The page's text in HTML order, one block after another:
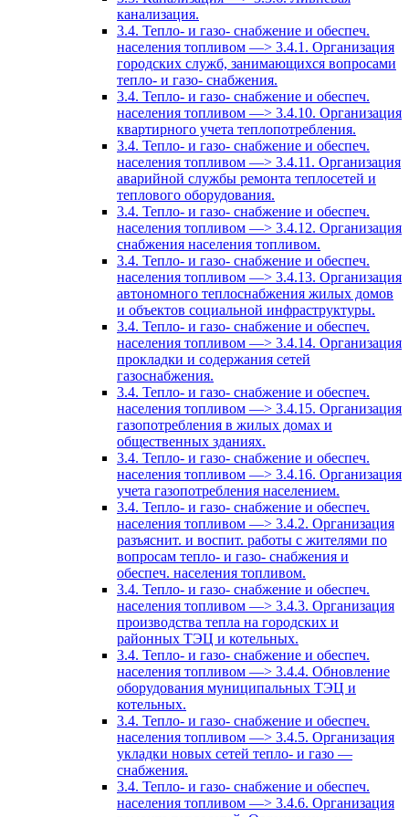
канализация.
3.4. Тепло- и газо- снабжение и обеспеч.
населения топливом —> 3.4.1. Организация
городских служб, занимающихся вопросами
тепло- и газо- снабжения.
3.4. Тепло- и газо- снабжение и обеспеч.
населения топливом —> 3.4.10. Организация
квартирного учета теплопотребления.
3.4. Тепло- и газо- снабжение и обеспеч.
населения топливом —> 3.4.11. Организация
аварийной службы ремонта теплосетей и
теплового оборудования.
3.4. Тепло- и газо- снабжение и обеспеч.
населения топливом —> 3.4.12. Организация
снабжения населения топливом.
3.4. Тепло- и газо- снабжение и обеспеч.
населения топливом —> 3.4.13. Организация
автономного теплоснабжения жилых домов
и объектов социальной инфраструктуры.
3.4. Тепло- и газо- снабжение и обеспеч.
населения топливом —> 3.4.14. Организация
прокладки и содержания сетей
газоснабжения.
3.4. Тепло- и газо- снабжение и обеспеч.
населения топливом —> 3.4.15. Организация
газопотребления в жилых домах и
общественных зданиях.
3.4. Тепло- и газо- снабжение и обеспеч.
населения топливом —> 3.4.16. Организация
учета газопотребления населением.
3.4. Тепло- и газо- снабжение и обеспеч.
населения топливом —> 3.4.2. Организация
разъяснит. и воспит. работы с жителями по
вопросам тепло- и газо- снабжения и
обеспеч. населения топливом.
3.4. Тепло- и газо- снабжение и обеспеч.
населения топливом —> 3.4.3. Организация
производства тепла на городских и
районных ТЭЦ и котельных.
3.4. Тепло- и газо- снабжение и обеспеч.
населения топливом —> 3.4.4. Обновление
оборудования муниципальных ТЭЦ и
котельных.
3.4. Тепло- и газо- снабжение и обеспеч.
населения топливом —> 3.4.5. Организация
укладки новых сетей тепло- и газо —
снабжения.
3.4. Тепло- и газо- снабжение и обеспеч.
населения топливом —> 3.4.6. Организация